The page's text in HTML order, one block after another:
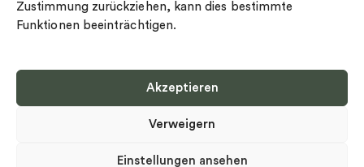
Zustimmung zurückziehen, kann dies bestimmte
Funktionen beeinträchtigen.
Akzeptieren
Verweigern
Einstellungen ansehen
Select country
Datenschutz-Bestimmungen
Urheberrecht 2026 Nordic Spectra Alle Rechte vorbehalten